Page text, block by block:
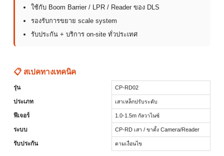
ใช้กับ Boom Barrier / LPR / Reader ของ DLS
รองรับการขยาย scale system
รับประกัน + บริการ on-site ทั่วประเทศ
📋 สเปคทางเทคนิค
รุ่น CP-RD02
ประเภท เสาเหล็กปรับระดับ
ฟีเจอร์ 1.0-1.5m กัลวาไนซ์
ระบบ CP-RD เสา / ขาตั้ง Camera/Reader
รับประกัน ตามเงื่อนไข